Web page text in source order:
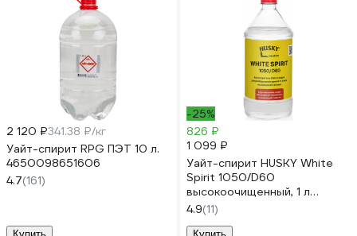
2 120 ₽341.38 ₽/кг
Уайт-спирит RPG ПЭТ 10 л.
4650098651606
4.7(161)
-25%
826 ₽
1 099 ₽
Уайт-спирит HUSKY White
Spirit 1050/D60
высокоочищенный, 1 л
32020
4.9(11)